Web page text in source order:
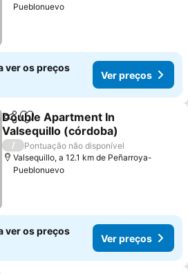
Pueblonuevo
ver os preços
Ver preços
PartilharAdicionar aos favoritos
Double Apartment In
Valsequillo (córdoba)
/
Pontuação não disponível
Valsequillo, a 12.1 km de Peñarroya-
Pueblonuevo
ver os preços
Ver preços